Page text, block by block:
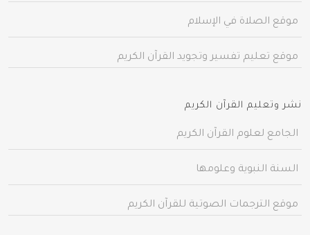
موقع الصلاة في الإسلام
موقع تعليم تفسير وتجويد القرآن الكريم
نشر وتعليم القرآن الكريم
الجامع لعلوم القرآن الكريم
السنة النبوية وعلومها
موقع الترجمات الصوتية للقرآن الكريم